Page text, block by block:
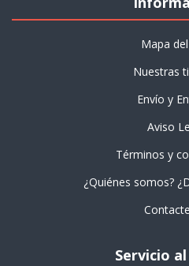
Mapa
Nuestras
Envío y
Aviso
Términos y
¿Quiénes somos?
Servicio